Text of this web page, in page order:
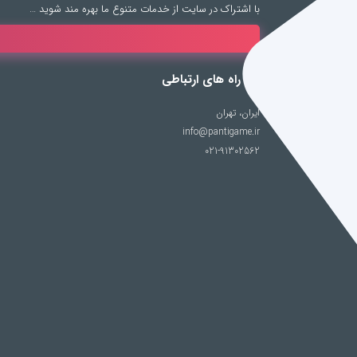
با اشتراک در سایت از خدمات متنوع ما بهره مند شوید …
راه های ارتباطی
ایران، تهران
info@pantigame.ir
021-91302562